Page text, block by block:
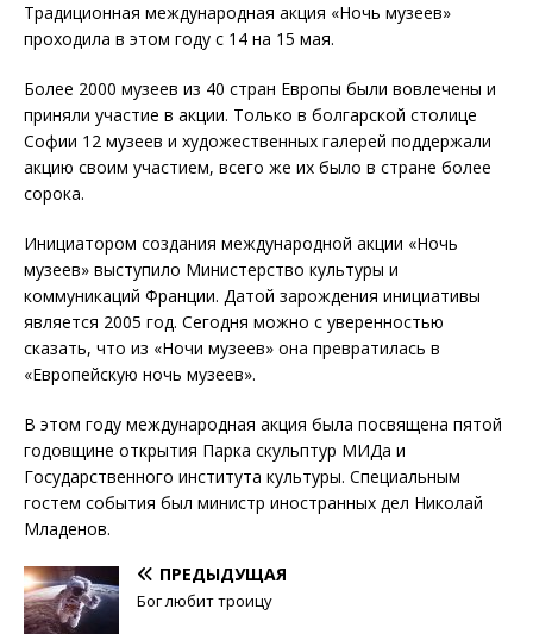
Традиционная международная акция «Ночь музеев»
проходила в этом году с 14 на 15 мая.
Более 2000 музеев из 40 стран Европы были вовлечены и
приняли участие в акции. Только в болгарской столице
Софии 12 музеев и художественных галерей поддержали
акцию своим участием, всего же их было в стране более
сорока.
Инициатором создания международной акции «Ночь
музеев» выступило Министерство культуры и
коммуникаций Франции. Датой зарождения инициативы
является 2005 год. Сегодня можно с уверенностью
сказать, что из «Ночи музеев» она превратилась в
«Европейскую ночь музеев».
В этом году международная акция была посвящена пятой
годовщине открытия Парка скульптур МИДа и
Государственного института культуры. Специальным
гостем события был министр иностранных дел Николай
Младенов.
ПРЕДЫДУЩАЯ
Бог любит троицу